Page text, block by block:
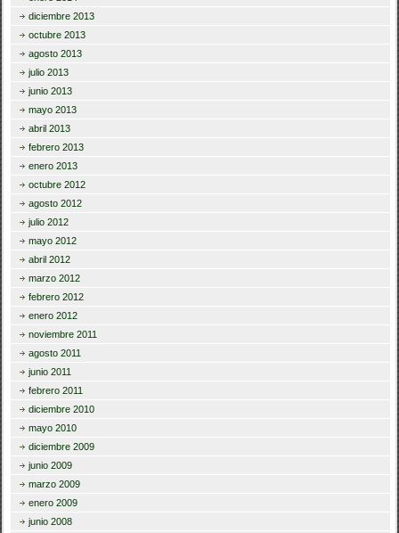
diciembre 2013
octubre 2013
agosto 2013
julio 2013
junio 2013
mayo 2013
abril 2013
febrero 2013
enero 2013
octubre 2012
agosto 2012
julio 2012
mayo 2012
abril 2012
marzo 2012
febrero 2012
enero 2012
noviembre 2011
agosto 2011
junio 2011
febrero 2011
diciembre 2010
mayo 2010
diciembre 2009
junio 2009
marzo 2009
enero 2009
junio 2008